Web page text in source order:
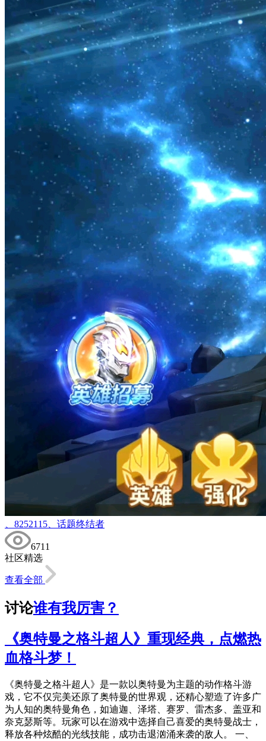
、8252115、话题终结者
6711
社区精选
查看全部
讨论谁有我厉害？
《奥特曼之格斗超人》重现经典，点燃热
血格斗梦！
《奥特曼之格斗超人》是一款以奥特曼为主题的动作格斗游
戏，它不仅完美还原了奥特曼的世界观，还精心塑造了许多广
为人知的奥特曼角色，如迪迦、泽塔、赛罗、雷杰多、盖亚和
奈克瑟斯等。玩家可以在游戏中选择自己喜爱的奥特曼战士，
释放各种炫酷的光线技能，成功击退汹涌来袭的敌人。 一、